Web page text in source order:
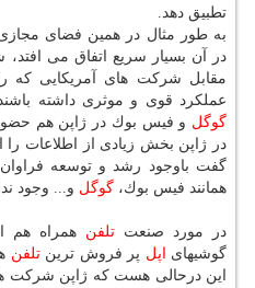
تطبیق دهد.
به طور مثال در همین فضای
در آن بسیار سریع اتفاق می افتد،
مقابل شركت های آمریكایی كه
عملكرد قوی و موثری داشته
گوگل و فیس بوك در ژاپن هم
در ژاپن بخش زیادی از اطلاعات را
همانند فیس بوك، گوگل و... وجود
در مورد صنعت تلفن همراه هم
گوشیهای
اپل پر فروش ترینتلفن
این درحالی هست كه ژاپن شركت